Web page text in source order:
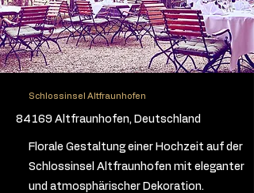
Schlossinsel Altfraunhofen
84169 Altfraunhofen, Deutschland
Florale Gestaltung einer Hochzeit auf der
Schlossinsel Altfraunhofen mit eleganter
und atmosphärischer Dekoration.